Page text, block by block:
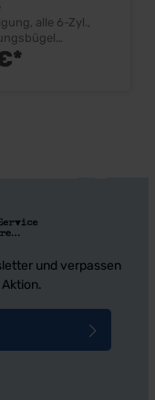
alle 6-Zyl.,
für
und verpassen